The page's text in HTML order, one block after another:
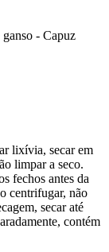
- Capuz
lixívia, secar em
limpar a seco.
fechos antes da
centrifugar, não
secar até
contém